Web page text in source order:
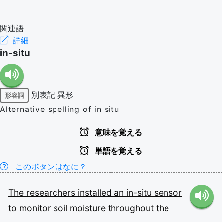
関連語
詳細
in-situ
形容詞 別表記 異形
Alternative spelling of in situ
意味を覚える
単語を覚える
このボタンはなに？
The researchers installed an in-situ sensor
to monitor soil moisture throughout the